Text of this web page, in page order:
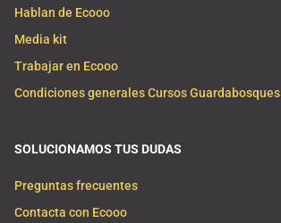
Hablan de Ecooo
Media kit
Trabajar en Ecooo
Condiciones generales Cursos Guardabosques
SOLUCIONAMOS TUS DUDAS
Preguntas frecuentes
Contacta con Ecooo